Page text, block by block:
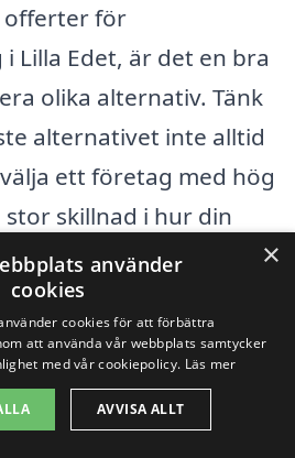
offerter för
Lilla Edet, är det en bra
olika alternativ. Tänk
alternativet inte alltid
ett företag med hög
skillnad i hur din
av potentiella köpare.
plattform för att enkelt
på visningsstädning
städföretag i ditt
×
använder
cookies
cookies för att förbättra
att använda vår webbplats samtycker
med vår cookiepolicy. Läs mer
AVVISA ALLT